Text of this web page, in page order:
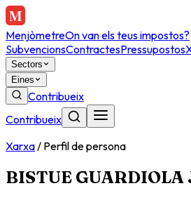
MenjòmetreOn van els teus impostos?
SubvencionsContractesPressupostos
Sectors
Eines
Contribueix
Contribueix
Xarxa/ Perfil de persona
BISTUE GUARDIOLA